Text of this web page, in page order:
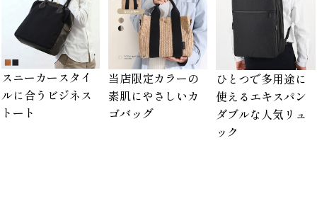
スニーカースタイ
ルに合うビジネス
トート
当店限定カラーの
素肌にやさしいカ
ゴバッグ
ひとつで多用途に
使えるエキスパン
ダブルな人気リュ
ック